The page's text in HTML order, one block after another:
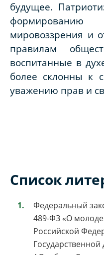
будущее.
мировоззрения и
правилам
воспитанные в
более склонны к
уважению прав и
Список
Федеральный
489-ФЗ «О
Российской